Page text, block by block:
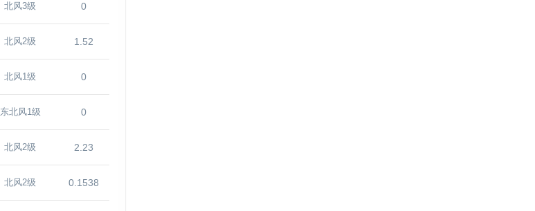
北风3级 0
北风2级 1.52
北风1级 0
东北风1级 0
北风2级 2.23
北风2级 0.1538